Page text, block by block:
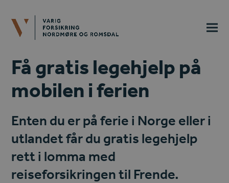
Få gratis legehjelp på
mobilen i ferien
Enten du er på ferie i Norge eller i
utlandet får du gratis legehjelp
rett i lomma med
reiseforsikringen til Frende.